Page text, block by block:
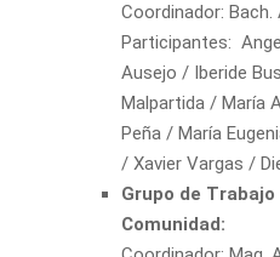
Coordinador:
Participantes:
Ausejo / Iberide
Malpartida / María
Peña / María
/ Xavier Vargas /
Grupo de
Comunidad: